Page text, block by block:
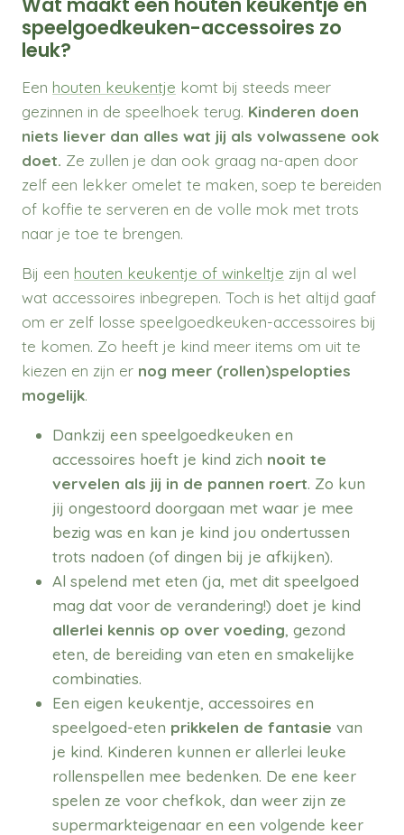
speelgoedkeuken-accessoires zo
leuk?
Een houten keukentje komt bij steeds meer
gezinnen in de speelhoek terug. Kinderen doen
niets liever dan alles wat jij als volwassene ook
doet. Ze zullen je dan ook graag na-apen door
zelf een lekker omelet te maken, soep te bereiden
of koffie te serveren en de volle mok met trots
naar je toe te brengen.
Bij een houten keukentje of winkeltje zijn al wel
wat accessoires inbegrepen. Toch is het altijd gaaf
om er zelf losse speelgoedkeuken-accessoires bij
te komen. Zo heeft je kind meer items om uit te
kiezen en zijn er nog meer (rollen)spelopties
mogelijk.
Dankzij een speelgoedkeuken en
accessoires hoeft je kind zich nooit te
vervelen als jij in de pannen roert. Zo kun
jij ongestoord doorgaan met waar je mee
bezig was en kan je kind jou ondertussen
trots nadoen (of dingen bij je afkijken).
Al spelend met eten (ja, met dit speelgoed
mag dat voor de verandering!) doet je kind
allerlei kennis op over voeding, gezond
eten, de bereiding van eten en smakelijke
combinaties.
Een eigen keukentje, accessoires en
speelgoed-eten prikkelen de fantasie van
je kind. Kinderen kunnen er allerlei leuke
rollenspellen mee bedenken. De ene keer
spelen ze voor chefkok, dan weer zijn ze
supermarkteigenaar en een volgende keer